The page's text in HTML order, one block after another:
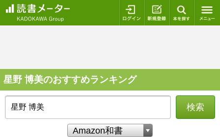
ログイン 新規登録
星野 博美のおすすめランキング
検索